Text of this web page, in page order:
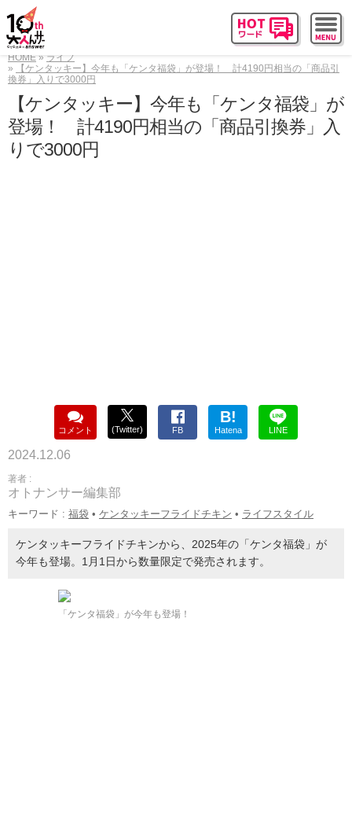
HOME
ライフ
【ケンタッキー】今年も「ケンタ福袋」が登場！ 計4190円相当の「商品引
換券」入りで3000円
【ケンタッキー】今年も「ケンタ福袋」が
登場！ 計4190円相当の「商品引換券」入
りで3000円
コメント (Twitter) FB
B!
Hatena LINE
2024.12.06
著者 :
オトナンサー編集部
キーワード : 福袋 • ケンタッキーフライドチキン • ライフスタイル
ケンタッキーフライドチキンから、2025年の「ケンタ福袋」が
今年も登場。1月1日から数量限定で発売されます。
「ケンタ福袋」が今年も登場！